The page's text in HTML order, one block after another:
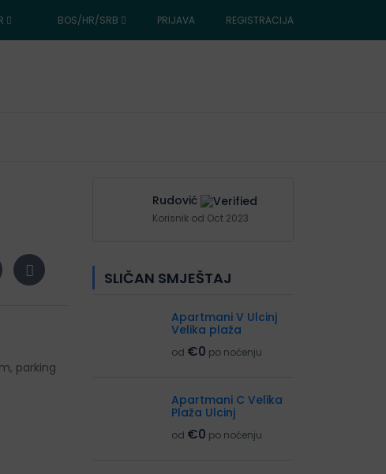
BOS/HR/SRB PRIJAVA REGISTRACIJA
parking
Rudović
Korisnik od Oct 2023
SLIČAN SMJEŠTAJ
Apartmani V Ulcinj
Velika plaža
od €0 po noćenju
Apartmani C Velika
Plaža Ulcinj
od €0 po noćenju